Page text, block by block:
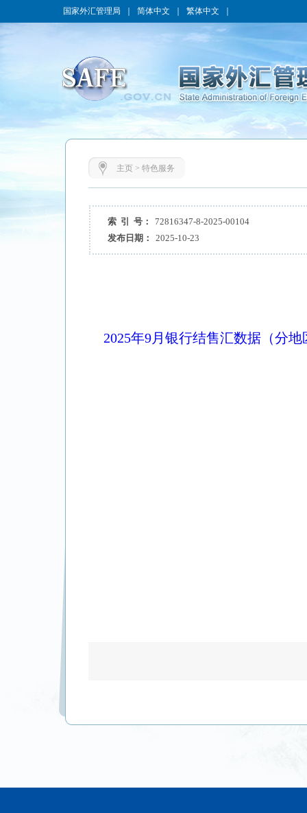
国家外汇管理局 简体中文 繁体中文
主页> 特色服务
索 引 号：
72816347-8-2025-00104
发布日期：
2025-10-23
2025年9月银行结售汇数据（分地